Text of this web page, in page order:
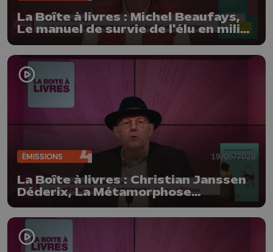
La Boîte à livres : Michel Beaufays,
Le manuel de survie de l'élu en milieu
Dehareng)
ÉMISSIONS 19/05/2026
La Boîte à livres : Christian Janssen
Déderix, La Métamorphose
intérieure (Santana Editeur)